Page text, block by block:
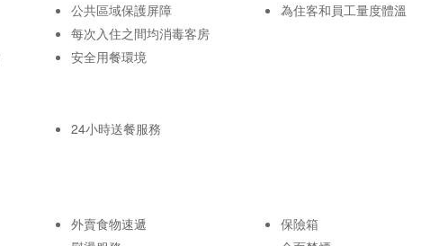
公共區域保護屏障
每次入住之間均消毒客房
安全用餐環境
為住客和員工量度體溫
24小時送餐服務
外賣食物速遞
保險箱